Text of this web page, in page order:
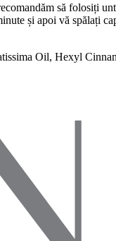
să folosiți
și apoi vă spălați
Oil, Hexyl